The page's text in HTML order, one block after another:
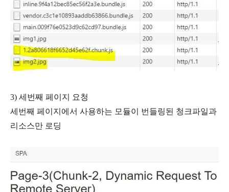
3) 세 번째 페이지 요청
세번째 페이지에서 사용하는 모듈이 번들링된 청크파일과
리소스만 로딩